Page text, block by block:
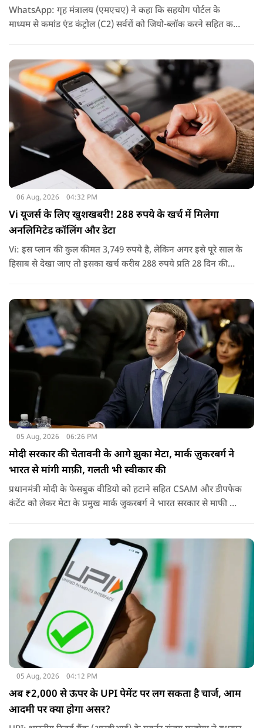
WhatsApp: गृह मंत्रालय (एमएचए) ने कहा कि सहयोग पोर्टल के
माध्यम से कमांड एंड कंट्रोल (C2) सर्वरों को जियो-ब्लॉक करने सहित कई
06 Aug, 2026 04:32 PM
Vi यूजर्स के लिए खुशखबरी! 288 रुपये के खर्च में मिलेगा
अनलिमिटेड कॉलिंग और डेटा
Vi: इस प्लान की कुल कीमत 3,749 रुपये है, लेकिन अगर इसे पूरे साल के
हिसाब से देखा जाए तो इसका खर्च करीब 288 रुपये प्रति 28 दिन की
05 Aug, 2026 06:26 PM
मोदी सरकार की चेतावनी के आगे झुका मेटा, मार्क ज़ुकरबर्ग ने
भारत से मांगी माफ़ी, गलती भी स्वीकार की
प्रधानमंत्री मोदी के फेसबुक वीडियो को हटाने सहित CSAM और डीपफेक
कंटेंट को लेकर मेटा के प्रमुख मार्क जुकरबर्ग ने भारत सरकार से माफी मांग
05 Aug, 2026 04:12 PM
अब ₹2,000 से ऊपर के UPI पेमेंट पर लग सकता है चार्ज, आम
आदमी पर क्या होगा असर?